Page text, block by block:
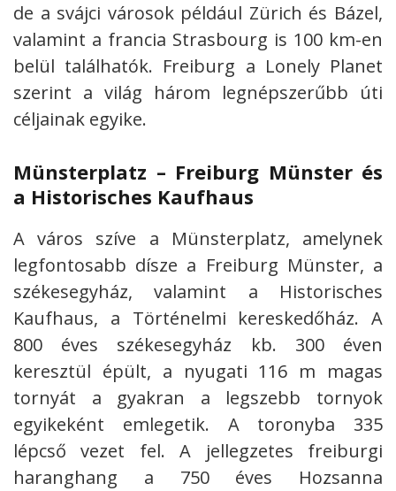
de a svájci városok például Zürich és Bázel,
valamint a francia Strasbourg is 100 km-en
belül találhatók. Freiburg a Lonely Planet
szerint a világ három legnépszerűbb úti
céljainak egyike.
Münsterplatz – Freiburg Münster és
a Historisches Kaufhaus
A város szíve a Münsterplatz, amelynek
legfontosabb dísze a Freiburg Münster, a
székesegyház, valamint a Historisches
Kaufhaus, a Történelmi kereskedőház. A
800 éves székesegyház kb. 300 éven
keresztül épült, a nyugati 116 m magas
tornyát a gyakran a legszebb tornyok
egyikeként emlegetik. A toronyba 335
lépcső vezet fel. A jellegzetes freiburgi
haranghang a 750 éves Hozsanna